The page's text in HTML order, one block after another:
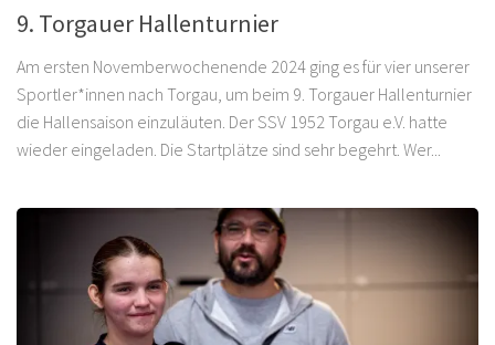
9. Torgauer Hallenturnier
Am ersten Novemberwochenende 2024 ging es für vier unserer
Sportler*innen nach Torgau, um beim 9. Torgauer Hallenturnier
die Hallensaison einzuläuten. Der SSV 1952 Torgau e.V. hatte
wieder eingeladen. Die Startplätze sind sehr begehrt. Wer...